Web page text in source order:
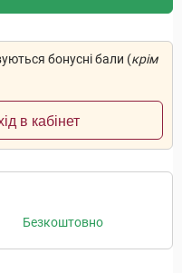
бонусні бали (крім
в кабінет
Безкоштовно